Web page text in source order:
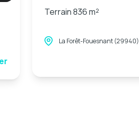
Terrain 836 m²
La Forêt-Fouesnant (29940)